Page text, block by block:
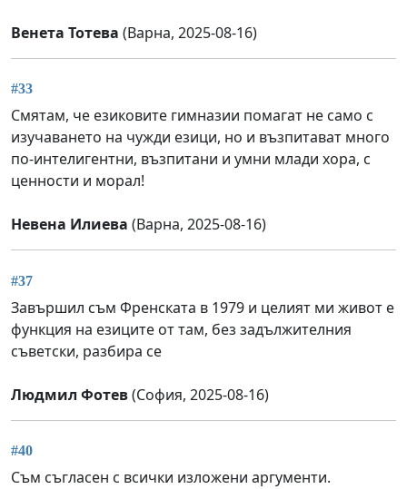
Венета Тотева (Варна, 2025-08-16)
#33
Смятам, че езиковите гимназии помагат не само с
изучаването на чужди езици, но и възпитават много
по-интелигентни, възпитани и умни млади хора, с
ценности и морал!
Невена Илиева (Варна, 2025-08-16)
#37
Завършил съм Френската в 1979 и целият ми живот е
функция на езиците от там, без задължителния
съветски, разбира се
Людмил Фотев(София, 2025-08-16)
#40
Съм съгласен с всички изложени аргументи.